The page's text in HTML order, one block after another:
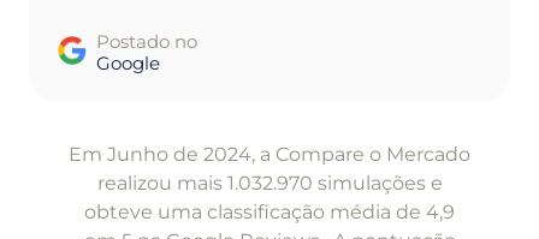
Postado no
Google
Em Junho de 2024, a Compare o Mercado
realizou mais 1.032.970 simulações e
obteve uma classificação média de 4,9